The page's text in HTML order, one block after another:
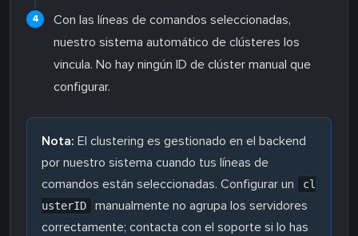
Con las líneas de comandos seleccionadas,
nuestro sistema automático de clústeres los
vincula. No hay ningún ID de clúster manual que
configurar.
Nota: El clustering es gestionado en el backend
por nuestro sistema cuando tus líneas de
comandos están seleccionadas. Configurar un
cl
usterID
manualmente no agrupa los servidores
correctamente; contacta con el soporte si lo has